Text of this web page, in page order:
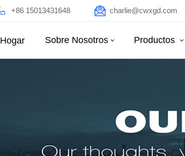
+86 15013431648 charlie@cwxgd.com
Hogar Sobre Nosotros Productos